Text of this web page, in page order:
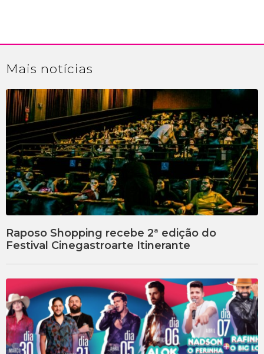
Mais notícias
Raposo Shopping recebe 2ª edição do
Festival Cinegastroarte Itinerante